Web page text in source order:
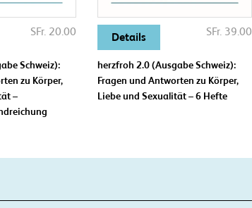
SFr. 20.00
Schweiz):
zu Körper,
–
Details SFr. 39.00
herzfroh 2.0 (Ausgabe Schweiz):
Fragen und Antworten zu Körper,
Liebe und Sexualität – 6 Hefte